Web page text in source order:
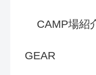
CAMP場紹
GEAR